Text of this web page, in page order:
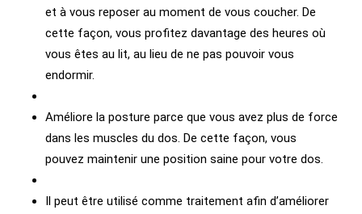
et à vous reposer au moment de vous coucher. De
cette façon, vous profitez davantage des heures où
vous êtes au lit, au lieu de ne pas pouvoir vous
endormir.
Améliore la posture parce que vous avez plus de force
dans les muscles du dos. De cette façon, vous
pouvez maintenir une position saine pour votre dos.
Il peut être utilisé comme traitement afin d’améliorer